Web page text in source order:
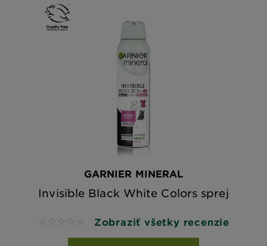
GARNIER MINERAL
Invisible Black White Colors sprej
No reviews Zobraziť všetky recenzie